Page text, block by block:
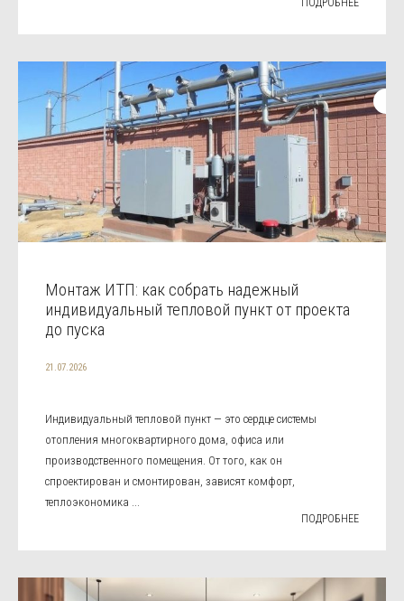
ПОДРОБНЕЕ
Монтаж ИТП: как собрать надежный
индивидуальный тепловой пункт от проекта
до пуска
21.07.2026
Индивидуальный тепловой пункт — это сердце системы
отопления многоквартирного дома, офиса или
производственного помещения. От того, как он
спроектирован и смонтирован, зависят комфорт,
теплоэкономика ...
ПОДРОБНЕЕ